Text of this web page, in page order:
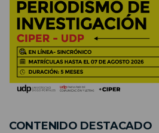
CONTENIDO DESTACADO